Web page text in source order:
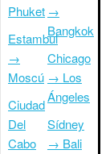
Phuket
Estambul
→
Moscú
Ciudad
Del
Cabo
→
Bangkok
Chicago
→ Los
Ángeles
Sídney
→ Bali